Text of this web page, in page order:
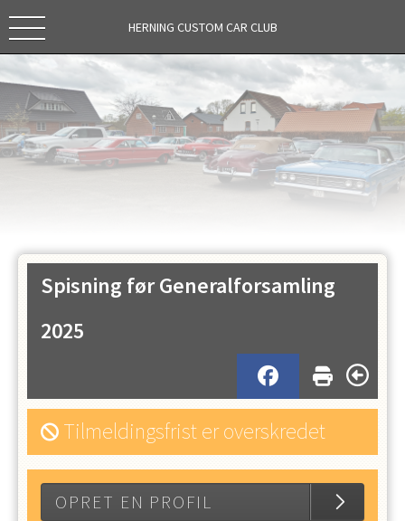
HERNING CUSTOM CAR CLUB
Spisning før Generalforsamling
2025
Tilmeldingsfrist er overskredet
OPRET EN PROFIL